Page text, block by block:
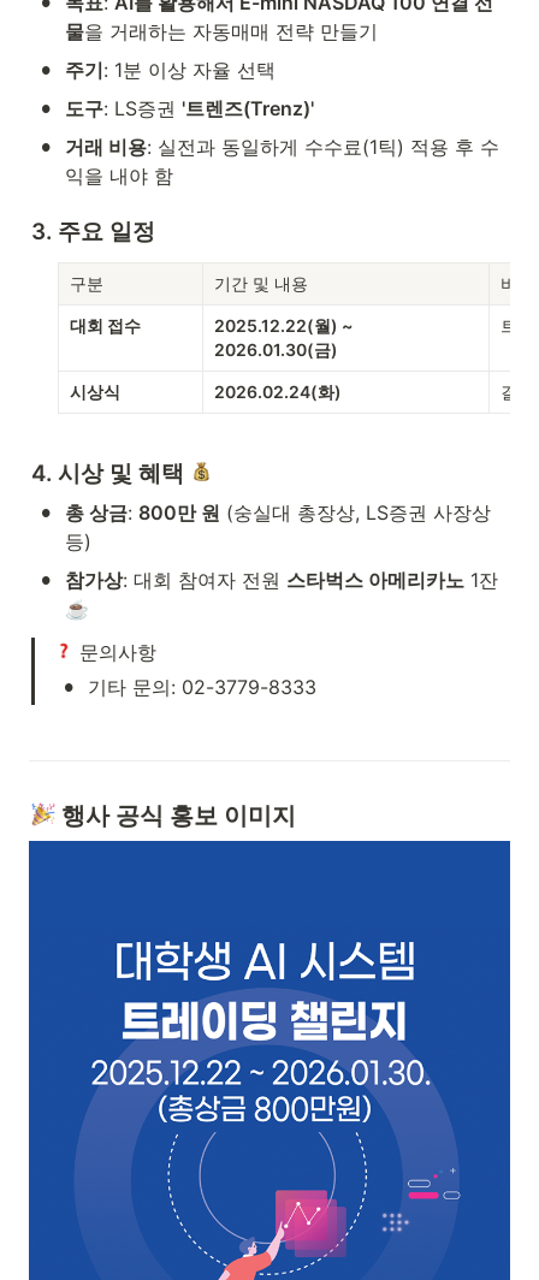
물을 거래하는 자동매매 전략 만들기
• 주기: 1분 이상 자율 선택
• 도구: LS증권 '트렌즈(Trenz)'
• 거래 비용: 실전과 동일하게 수수료(1틱) 적용 후 수
익을 내야 함
3. 주요 일정
구분 기간 및 내용 비고
대회 접수
2025.12.22(월) ~
2026.01.30(금)
트
시상식 2026.02.24(화) 결
4. 시상 및 혜택
• 총 상금: 800만 원 (숭실대 총장상, LS증권 사장상
등)
• 참가상: 대회 참여자 전원 스타벅스 아메리카노
☕️
문의사항
• 기타 문의: 02-3779-8333
행사 공식 홍보 이미지